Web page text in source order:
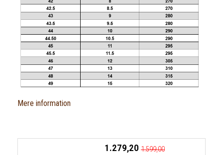
Mere information
1.279,20 1.599,00